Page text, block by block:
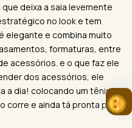
deixa a saia levemente
no look e tem
elegante e combina muito
formaturas, entre
acessórios. e o que faz ele
dos acessórios, ele
a dia! colocando um tênis ou
corre e ainda tá pronta pro